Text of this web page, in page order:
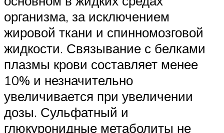
организма, за исключением
жировой ткани и спинномозговой
жидкости. Связывание с белками
плазмы крови составляет менее
10% и незначительно
увеличивается при увеличении
дозы. Сульфатный и
глюкуронидные метаболиты не